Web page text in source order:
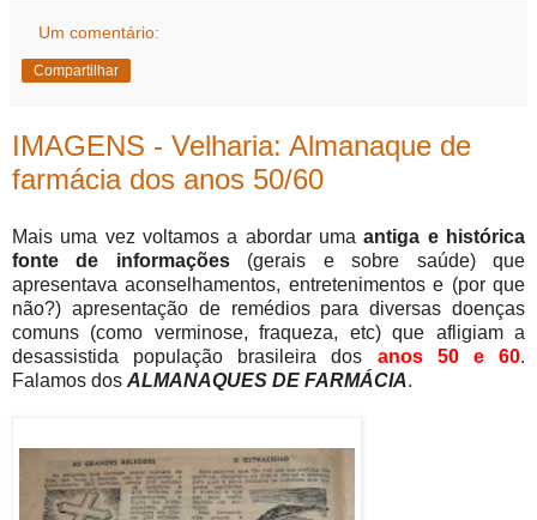
Um comentário:
Compartilhar
IMAGENS - Velharia: Almanaque de
farmácia dos anos 50/60
Mais uma vez voltamos a abordar umaantiga e histórica
fonte de informações(gerais e sobre saúde) que
apresentava aconselhamentos, entretenimentos e (por que
não?) apresentação de remédios para diversas doenças
comuns (como verminose, fraqueza, etc) que afligiam a
desassistida população brasileira dos anos 50 e 60.
Falamos dos ALMANAQUES DE FARMÁCIA.